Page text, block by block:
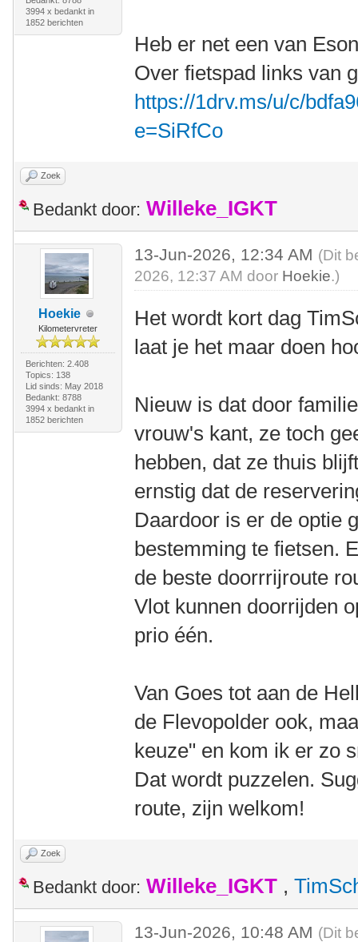
3994 x bedankt in
1852 berichten
Heb er net een van
Over fietspad links van
https://1drv.ms/u/c/
e=SiRfCo
Zoek
Bedankt door: Willeke_IGKT
Hoekie
Kilometervreter
Berichten: 2.408
Topics: 138
Lid sinds: May 2018
Bedankt: 8788
3994 x bedankt in
1852 berichten
13-Jun-2026, 12:34 AM (Dit
2026, 12:37 AM door Hoekie.)
Het wordt kort dag
laat je het maar doen
Nieuw is dat door
vrouw's kant, ze toch
hebben, dat ze thuis
ernstig dat de
Daardoor is er de optie
bestemming te fietsen.
de beste doorrrijroute
Vlot kunnen doorrijden
prio één.
Van Goes tot aan de
de Flevopolder ook,
keuze" en kom ik er zo
Dat wordt puzzelen.
route, zijn welkom!
Zoek
Bedankt door: Willeke_IGKT ,
13-Jun-2026, 10:48 AM (Dit